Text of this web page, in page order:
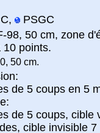
PSGC
98, 50 cm, zone
10 points.
50 cm.
de 5 coups en 5
de 5 coups, cible
cible invisible